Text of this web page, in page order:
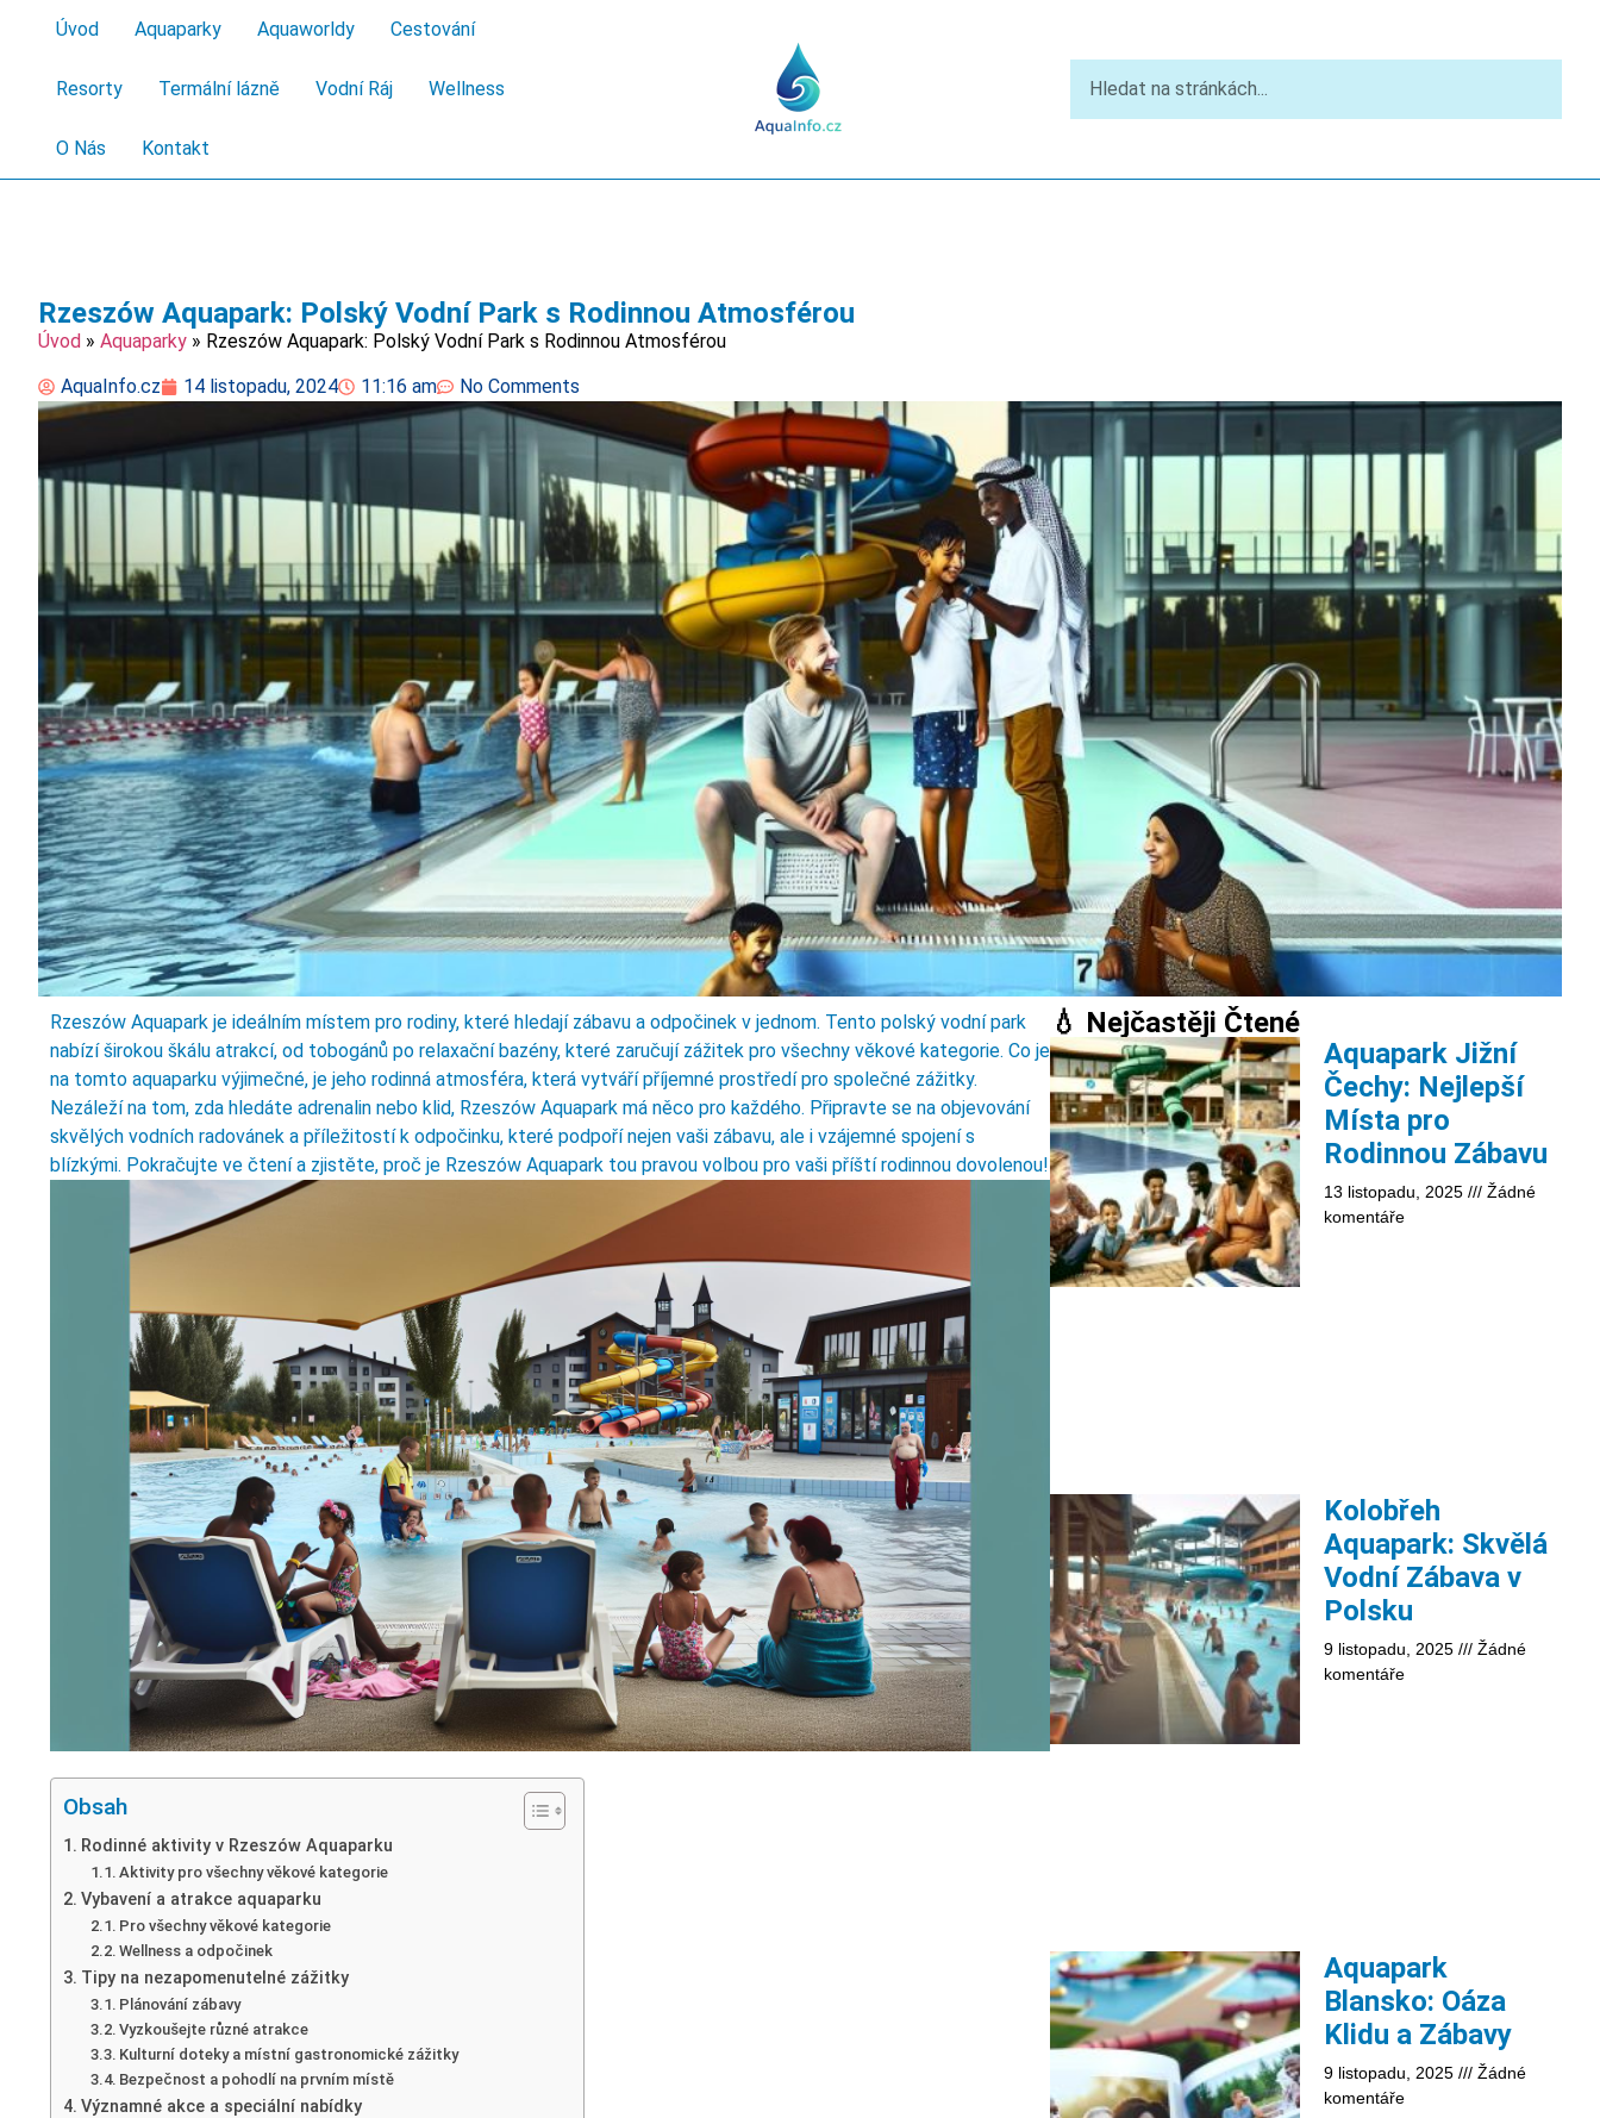
Úvod Aquaparky Aquaworldy Cestování
Resorty Termální lázně Vodní Ráj Wellness
O Nás Kontakt
Rzeszów Aquapark: Polský Vodní Park s Rodinnou Atmosférou
Úvod » Aquaparky » Rzeszów Aquapark: Polský Vodní Park s Rodinnou Atmosférou
AquaInfo.cz 14 listopadu, 2024 11:16 am No Comments
Rzeszów Aquapark je ideálním místem pro rodiny, které hledají zábavu a odpočinek v jednom. Tento polský vodní park
nabízí širokou škálu atrakcí, od tobogánů po relaxační bazény, které zaručují zážitek pro všechny věkové kategorie. Co je
na tomto aquaparku výjimečné, je jeho rodinná atmosféra, která vytváří příjemné prostředí pro společné zážitky.
Nezáleží na tom, zda hledáte adrenalin nebo klid, Rzeszów Aquapark má něco pro každého. Připravte se na objevování
skvělých vodních radovánek a příležitostí k odpočinku, které podpoří nejen vaši zábavu, ale i vzájemné spojení s
blízkými. Pokračujte ve čtení a zjistěte, proč je Rzeszów Aquapark tou pravou volbou pro vaši příští rodinnou dovolenou!
Obsah
Rodinné aktivity v Rzeszów Aquaparku
Aktivity pro všechny věkové kategorie
Vybavení a atrakce aquaparku
Pro všechny věkové kategorie
Wellness a odpočinek
Tipy na nezapomenutelné zážitky
Plánování zábavy
Vyzkoušejte různé atrakce
Kulturní doteky a místní gastronomické zážitky
Bezpečnost a pohodlí na prvním místě
Významné akce a speciální nabídky
💧 Nejčastěji Čtené
Aquapark Jižní
Čechy: Nejlepší
Místa pro
Rodinnou Zábavu
13 listopadu, 2025
Žádné
komentáře
Kolobřeh
Aquapark: Skvělá
Vodní Zábava v
Polsku
9 listopadu, 2025
Žádné
komentáře
Aquapark
Blansko: Oáza
Klidu a Zábavy
9 listopadu, 2025
Žádné
komentáře